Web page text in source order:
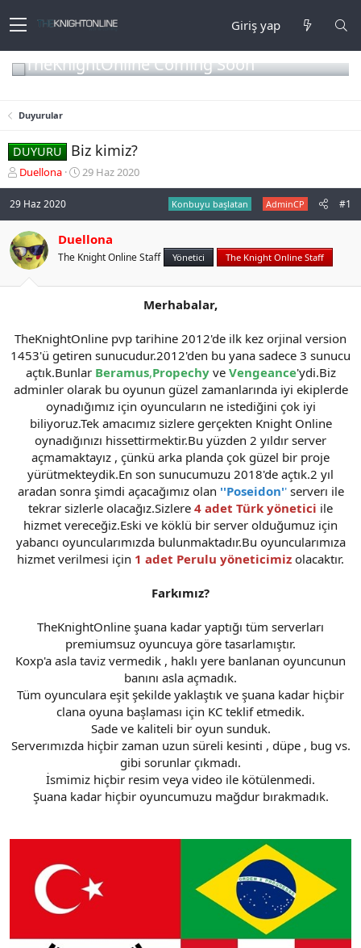
Giriş yap
TheKnightOnline Coming Soon
Duyurular
DUYURU Biz kimiz?
K
o
n
u
y
u
b
a
a
t
a
Duellona
B
a
n
g
ç
i
h
i
29 Haz 2020
29 Haz 2020 Konbuyu başlatan AdminCP #1
Duellona
The Knight Online Staff Yönetici The Knight Online Staff
Merhabalar,
TheKnightOnline pvp tarihine 2012'de ilk kez orjinal version
1453'ü getiren sunucudur.2012'den bu yana sadece 3 sunucu
açtık.Bunlar Beramus,Propechyve Vengeance'ydi.Biz
adminler olarak bu oyunun güzel zamanlarında iyi ekiplerde
oynadığımız için oyuncuların ne istediğini çok iyi
biliyoruz.Tek amacımız sizlere gerçekten Knight Online
oynadığınızı hissettirmektir.Bu yüzden 2 yıldır server
açmamaktayız , çünkü arka planda çok güzel bir proje
yürütmekteydik.En son sunucumuzu 2018'de açtık.2 yıl
aradan sonra şimdi açacağımız olan ''Poseidon''serverı ile
tekrar sizlerle olacağız.Sizlere 4 adet Türk yönetici ile
hizmet vereceğiz.Eski ve köklü bir server olduğumuz için
yabancı oyuncularımızda bulunmaktadır.Bu oyuncularımıza
hizmet verilmesi için 1 adet Perulu yöneticimiz olacaktır.
Farkımız?
TheKnightOnline şuana kadar yaptığı tüm serverları
premiumsuz oyuncuya göre tasarlamıştır.
Koxp'a asla taviz vermedik , haklı yere banlanan oyuncunun
banını asla açmadık.
Tüm oyunculara eşit şekilde yaklaştık ve şuana kadar hiçbir
clana oyuna başlaması için KC teklif etmedik.
Sade ve kaliteli bir oyun sunduk.
Serverımızda hiçbir zaman uzun süreli kesinti , düpe , bug vs.
gibi sorunlar çıkmadı.
İsmimiz hiçbir resim veya video ile kötülenmedi.
Şuana kadar hiçbir oyuncumuzu mağdur bırakmadık.